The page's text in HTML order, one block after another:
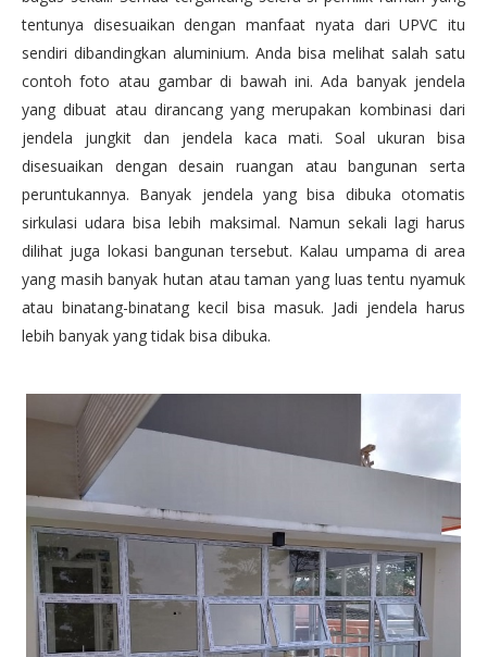
tentunya disesuaikan dengan manfaat nyata dari UPVC itu
sendiri dibandingkan aluminium. Anda bisa melihat salah satu
contoh foto atau gambar di bawah ini. Ada banyak jendela
yang dibuat atau dirancang yang merupakan kombinasi dari
jendela jungkit dan jendela kaca mati. Soal ukuran bisa
disesuaikan dengan desain ruangan atau bangunan serta
peruntukannya. Banyak jendela yang bisa dibuka otomatis
sirkulasi udara bisa lebih maksimal. Namun sekali lagi harus
dilihat juga lokasi bangunan tersebut. Kalau umpama di area
yang masih banyak hutan atau taman yang luas tentu nyamuk
atau binatang-binatang kecil bisa masuk. Jadi jendela harus
lebih banyak yang tidak bisa dibuka.